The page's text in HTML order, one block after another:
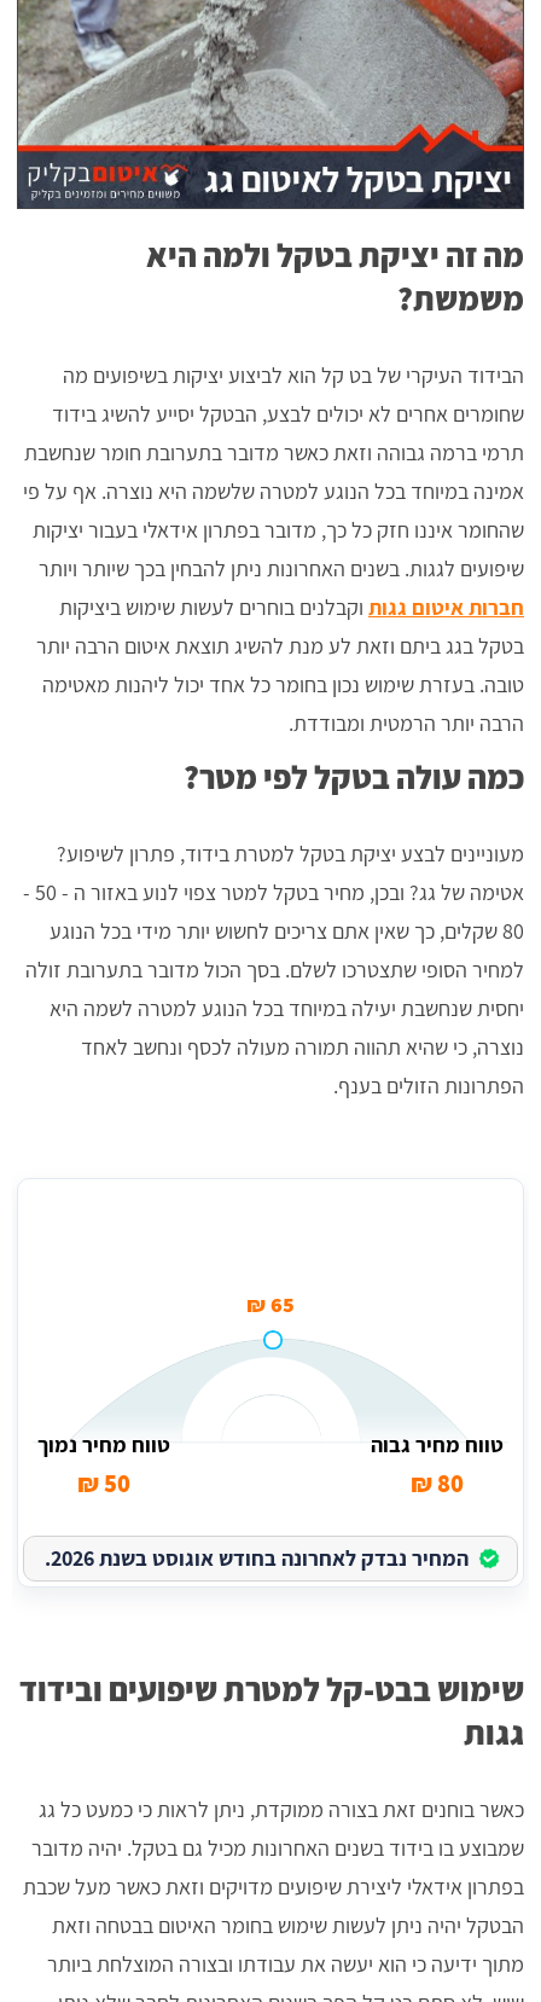
מה זה יציקת בטקל ולמה היא
משמשת?
הבידוד העיקרי של בט קל הוא לביצוע יציקות בשיפועים מה
שחומרים אחרים לא יכולים לבצע, הבטקל יסייע להשיג בידוד
תרמי ברמה גבוהה וזאת כאשר מדובר בתערובת חומר שנחשבת
אמינה במיוחד בכל הנוגע למטרה שלשמה היא נוצרה. אף על פי
שהחומר איננו חזק כל כך, מדובר בפתרון אידאלי בעבור יציקות
שיפועים לגגות. בשנים האחרונות ניתן להבחין בכך שיותר ויותר
חברות איטום גגות וקבלנים בוחרים לעשות שימוש ביציקות
בטקל בגג ביתם וזאת לע מנת להשיג תוצאת איטום הרבה יותר
טובה. בעזרת שימוש נכון בחומר כל אחד יכול ליהנות מאטימה
הרבה יותר הרמטית ומבודדת.
כמה עולה בטקל לפי מטר?
מעוניינים לבצע יציקת בטקל למטרת בידוד, פתרון לשיפוע?
אטימה של גג? ובכן, מחיר בטקל למטר צפוי לנוע באזור ה - 50 -
80 שקלים, כך שאין אתם צריכים לחשוש יותר מידי בכל הנוגע
למחיר הסופי שתצטרכו לשלם. בסך הכול מדובר בתערובת זולה
יחסית שנחשבת יעילה במיוחד בכל הנוגע למטרה לשמה היא
נוצרה, כי שהיא תהווה תמורה מעולה לכסף ונחשב לאחד
הפתרונות הזולים בענף.
65 ₪
טווח מחיר גבוה
80 ₪
טווח מחיר נמוך
50 ₪
המחיר נבדק לאחרונה בחודש אוגוסט בשנת 2026.
שימוש בבט-קל למטרת שיפועים ובידוד
גגות
כאשר בוחנים זאת בצורה ממוקדת, ניתן לראות כי כמעט כל גג
שמבוצע בו בידוד בשנים האחרונות מכיל גם בטקל. יהיה מדובר
בפתרון אידאלי ליצירת שיפועים מדויקים וזאת כאשר מעל שכבת
הבטקל יהיה ניתן לעשות שימוש בחומר האיטום בבטחה וזאת
מתוך ידיעה כי הוא יעשה את עבודתו ובצורה המוצלחת ביותר